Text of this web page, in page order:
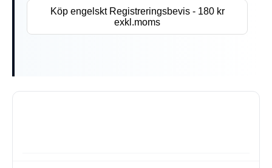
Köp engelskt Registreringsbevis - 180 kr
exkl.moms